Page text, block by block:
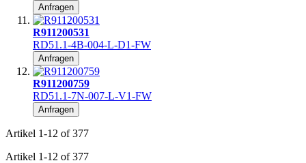
Anfragen
R911200531
RD51.1-4B-004-L-D1-FW
Anfragen
R911200759
RD51.1-7N-007-L-V1-FW
Anfragen
Artikel 1-12 of377
Artikel 1-12 of377